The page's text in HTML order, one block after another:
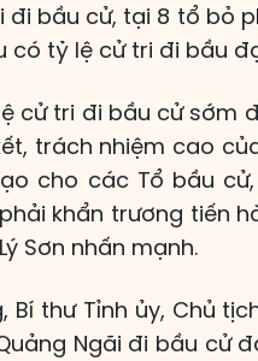
đi bầu cử, tại 8 tổ bỏ
có tỷ lệ cử tri đi bầu
cử tri đi bầu cử
trách nhiệm cao
cho các Tổ bầu
khẩn trương tiến
Sơn nhấn mạnh.
Bí thư Tỉnh ủy, Chủ
Ngãi đi bầu